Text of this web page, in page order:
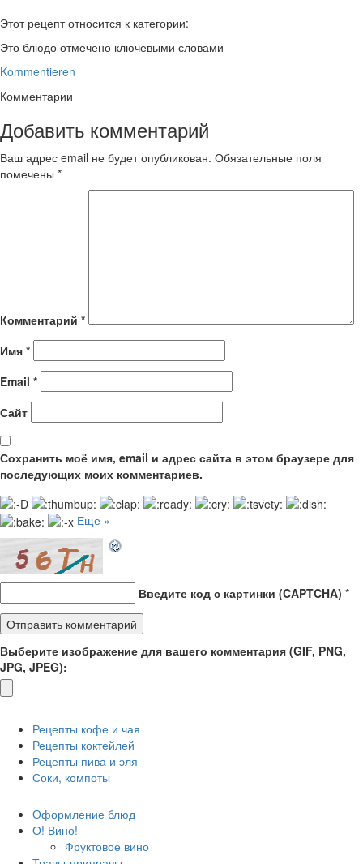
Этот рецепт относится к категории:
Это блюдо отмечено ключевыми словами
Kommentieren
Комментарии
Добавить комментарий
Ваш адрес email не будет опубликован. Обязательные поля
помечены *
Комментарий *
Имя *
Email *
Сайт
Сохранить моё имя, email и адрес сайта в этом браузере для
последующих моих комментариев.
Еще »
Введите код с картинки (CAPTCHA) *
Выберите изображение для вашего комментария (GIF, PNG,
JPG, JPEG):
Рецепты кофе и чая
Рецепты коктейлей
Рецепты пива и эля
Соки, компоты
Оформление блюд
О! Вино!
Фруктовое вино